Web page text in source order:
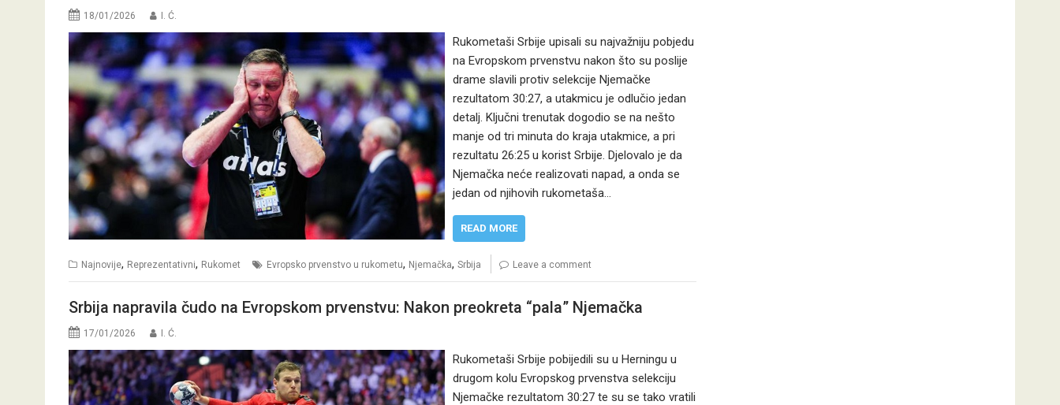
18/01/2026 I. Ć.
Rukometaši Srbije upisali su najvažniju pobjedu
na Evropskom prvenstvu nakon što su poslije
drame slavili protiv selekcije Njemačke
rezultatom 30:27, a utakmicu je odlučio jedan
detalj. Ključni trenutak dogodio se na nešto
manje od tri minuta do kraja utakmice, a pri
rezultatu 26:25 u korist Srbije. Djelovalo je da
Njemačka neće realizovati napad, a onda se
jedan od njihovih rukometaša…
READ MORE
Najnovije, Reprezentativni, Rukomet Evropsko prvenstvo u rukometu, Njemačka, Srbija Leave a comment
Srbija napravila čudo na Evropskom prvenstvu: Nakon preokreta “pala” Njemačka
17/01/2026 I. Ć.
Rukometaši Srbije pobijedili su u Herningu u
drugom kolu Evropskog prvenstva selekciju
Njemačke rezultatom 30:27 te su se tako vratili